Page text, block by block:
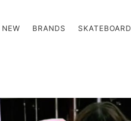
NEW BRANDS SKATEBOARD